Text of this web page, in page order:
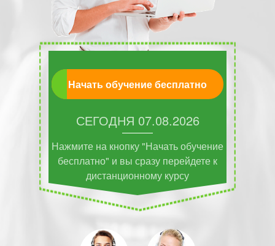
Начать обучение бесплатно
СЕГОДНЯ 07.08.2026
Нажмите на кнопку "Начать обучение
бесплатно" и вы сразу перейдете к
дистанционному курсу